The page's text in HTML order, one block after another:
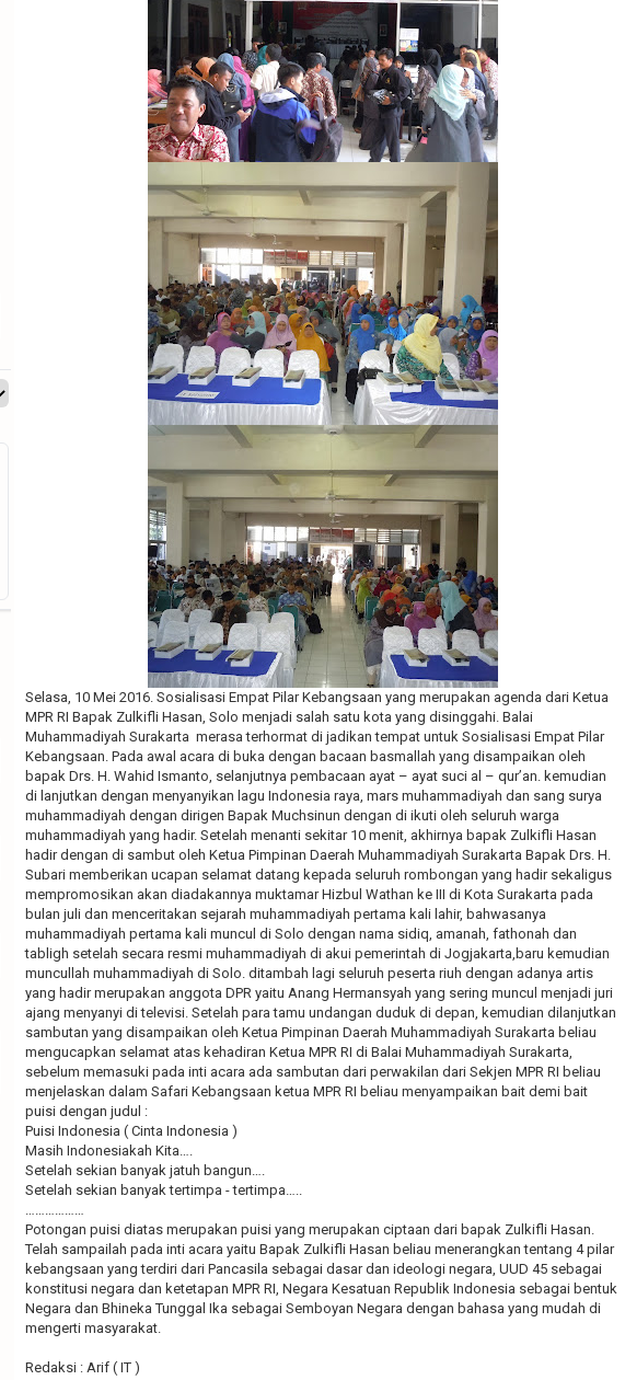
Selasa, 10 Mei 2016. Sosialisasi Empat Pilar Kebangsaan yang merupakan agenda dari Ketua
MPR RI Bapak Zulkifli Hasan, Solo menjadi salah satu kota yang disinggahi. Balai
Muhammadiyah Surakarta merasa terhormat di jadikan tempat untuk Sosialisasi Empat Pilar
Kebangsaan. Pada awal acara di buka dengan bacaan basmallah yang disampaikan oleh
bapak Drs. H. Wahid Ismanto, selanjutnya pembacaan ayat – ayat suci al – qur’an. kemudian
di lanjutkan dengan menyanyikan lagu Indonesia raya, mars muhammadiyah dan sang surya
muhammadiyah dengan dirigen Bapak Muchsinun dengan di ikuti oleh seluruh warga
muhammadiyah yang hadir. Setelah menanti sekitar 10 menit, akhirnya bapak Zulkifli Hasan
hadir dengan di sambut oleh Ketua Pimpinan Daerah Muhammadiyah Surakarta Bapak Drs. H.
Subari memberikan ucapan selamat datang kepada seluruh rombongan yang hadir sekaligus
mempromosikan akan diadakannya muktamar Hizbul Wathan ke III di Kota Surakarta pada
bulan juli dan menceritakan sejarah muhammadiyah pertama kali lahir, bahwasanya
muhammadiyah pertama kali muncul di Solo dengan nama sidiq, amanah, fathonah dan
tabligh setelah secara resmi muhammadiyah di akui pemerintah di Jogjakarta,baru kemudian
muncullah muhammadiyah di Solo. ditambah lagi seluruh peserta riuh dengan adanya artis
yang hadir merupakan anggota DPR yaitu Anang Hermansyah yang sering muncul menjadi juri
ajang menyanyi di televisi. Setelah para tamu undangan duduk di depan, kemudian dilanjutkan
sambutan yang disampaikan oleh Ketua Pimpinan Daerah Muhammadiyah Surakarta beliau
mengucapkan selamat atas kehadiran Ketua MPR RI di Balai Muhammadiyah Surakarta,
sebelum memasuki pada inti acara ada sambutan dari perwakilan dari Sekjen MPR RI beliau
menjelaskan dalam Safari Kebangsaan ketua MPR RI beliau menyampaikan bait demi bait
puisi dengan judul :
Puisi Indonesia ( Cinta Indonesia )
Masih Indonesiakah Kita….
Setelah sekian banyak jatuh bangun….
Setelah sekian banyak tertimpa - tertimpa…..
………………
Potongan puisi diatas merupakan puisi yang merupakan ciptaan dari bapak Zulkifli Hasan.
Telah sampailah pada inti acara yaitu Bapak Zulkifli Hasan beliau menerangkan tentang 4 pilar
kebangsaan yang terdiri dari Pancasila sebagai dasar dan ideologi negara, UUD 45 sebagai
konstitusi negara dan ketetapan MPR RI, Negara Kesatuan Republik Indonesia sebagai bentuk
Negara dan Bhineka Tunggal Ika sebagai Semboyan Negara dengan bahasa yang mudah di
mengerti masyarakat.
Redaksi : Arif ( IT )